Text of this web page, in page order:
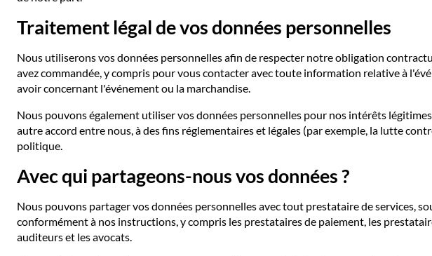
Traitement légal de vos données personnelles
Nous utiliserons vos données personnelles afin de respecter notre obligation
avez commandée, y compris pour vous contacter avec toute information relative à
avoir concernant l'événement ou la marchandise.
Nous pouvons également utiliser vos données personnelles pour nos intérêts
autre accord entre nous, à des fins réglementaires et légales (par exemple, la lutte
politique.
Avec qui partageons-nous vos données ?
Nous pouvons partager vos données personnelles avec tout prestataire de services,
conformément à nos instructions, y compris les prestataires de paiement, les
auditeurs et les avocats.